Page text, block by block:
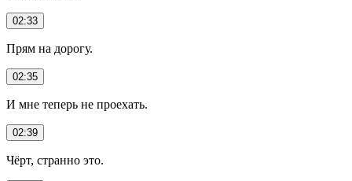
02:33
Прям на дорогу.
02:35
И мне теперь не проехать.
02:39
Чёрт, странно это.